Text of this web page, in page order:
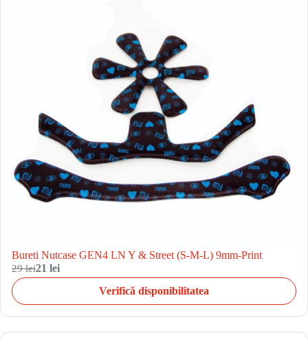
Bureti Nutcase GEN4 LN Y & Street (S-M-L) 9mm-Print
29 lei21 lei
Verifică disponibilitatea